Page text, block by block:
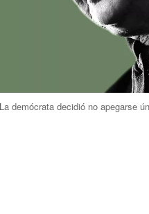
La demócrata decidió no apegarse